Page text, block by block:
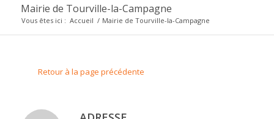
Mairie de Tourville-la-Campagne
Vous êtes ici : Accueil / Mairie de Tourville-la-Campagne
Retour à la page précédente